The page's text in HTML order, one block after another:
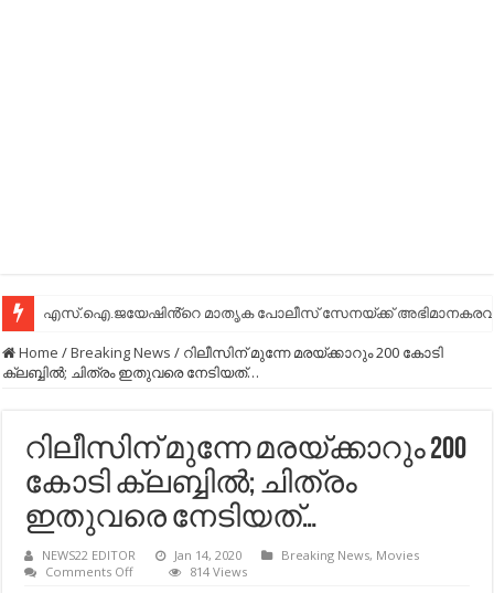
എസ്.ഐ.ജയേഷിൻ്റെ മാതൃക പോലീസ് സേനയ്ക്ക്
Home /Breaking News / റിലീസിന് മുന്നേ മരയ്ക്കാറും 200 കോടി
ക്ലബ്ബില്‍; ചിത്രം ഇതുവരെ നേടിയത്…
റിലീസിന് മുന്നേ മരയ്ക്കാറും 200
കോടി ക്ലബ്ബില്‍; ചിത്രം
ഇതുവരെ നേടിയത്…
NEWS22 EDITOR Jan 14, 2020 Breaking News, Movies
Comments Offon
814 Views